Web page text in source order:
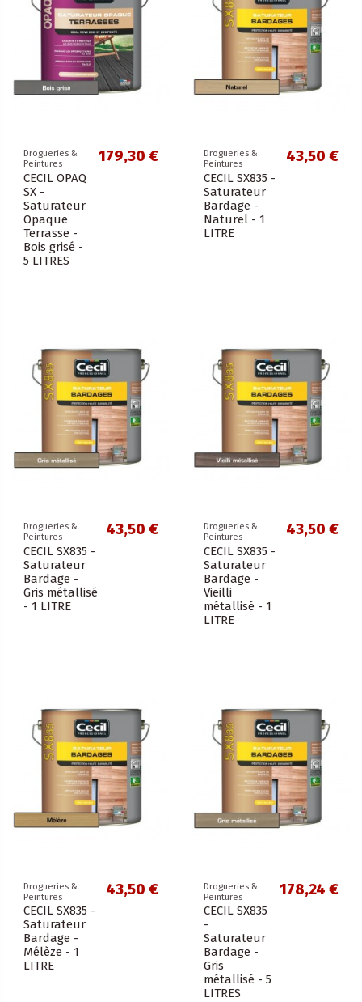
Drogueries &
Peintures
CECIL OPAQ
SX -
Saturateur
Opaque
Terrasse -
Bois grisé -
5 LITRES
179,30 €
Drogueries &
Peintures
CECIL SX835 -
Saturateur
Bardage -
Naturel - 1
LITRE
43,50 €
Drogueries &
Peintures
CECIL SX835 -
Saturateur
Bardage -
Gris métallisé
- 1 LITRE
43,50 €
Drogueries &
Peintures
CECIL SX835 -
Saturateur
Bardage -
Vieilli
métallisé - 1
LITRE
43,50 €
Drogueries &
Peintures
CECIL SX835 -
Saturateur
Bardage -
Mélèze - 1
LITRE
43,50 €
Drogueries &
Peintures
CECIL SX835
-
Saturateur
Bardage -
Gris
métallisé - 5
LITRES
178,24 €